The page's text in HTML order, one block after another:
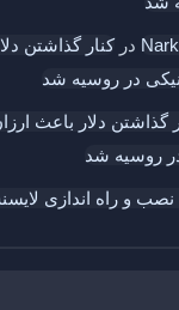
درکنار گذاشتن
در روسیه شد
گذاشتن دلار باعث
در روسیه شد
و راه اندازی